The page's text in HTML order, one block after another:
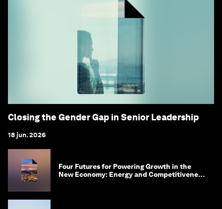
Closing the Gender Gap in Senior Leadership
18 jun. 2026
Four Futures for Powering Growth in the
New Economy: Energy and Competitiveness